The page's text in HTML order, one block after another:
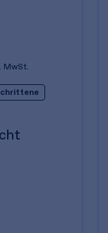
MwSt.